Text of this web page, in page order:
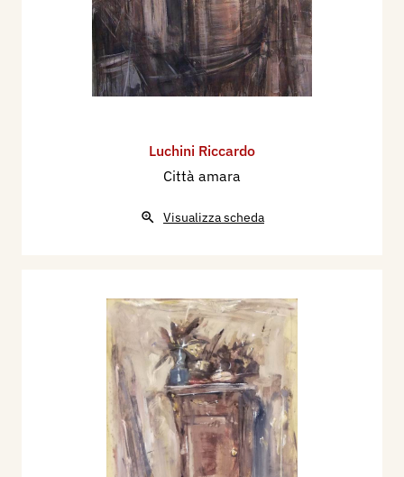
Luchini Riccardo
Città amara
Visualizza scheda